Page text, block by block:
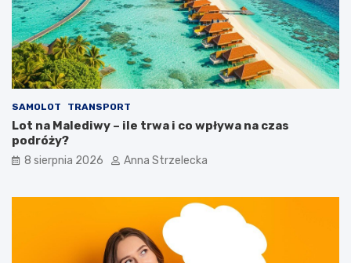
e
s
t
y
n
a
j
i
SAMOLOT TRANSPORT
Lot na Malediwy – ile trwa i co wpływa na czas
podróży?
8 sierpnia 2026 Anna Strzelecka